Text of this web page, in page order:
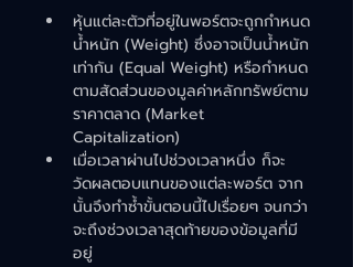
หุ้นแต่ละตัวที่อยู่ในพอร์ตจะถูกกำหนด
น้ำหนัก (Weight) ซึ่งอาจเป็นน้ำหนัก
เท่ากัน (Equal Weight) หรือกำหนด
ตามสัดส่วนของมูลค่าหลักทรัพย์ตาม
ราคาตลาด (Market
Capitalization)
เมื่อเวลาผ่านไปช่วงเวลาหนึ่ง ก็จะ
วัดผลตอบแทนของแต่ละพอร์ต จาก
นั้นจึงทำซ้ำขั้นตอนนี้ไปเรื่อยๆ จนกว่า
จะถึงช่วงเวลาสุดท้ายของข้อมูลที่มี
อยู่